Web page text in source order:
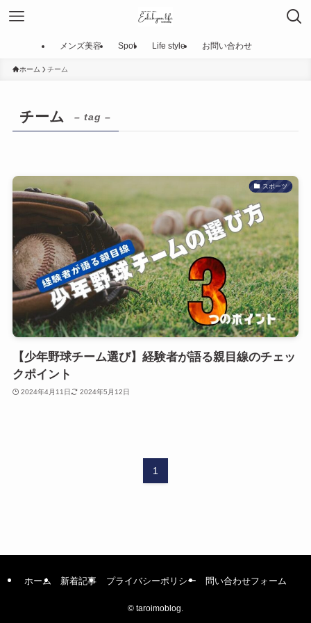
メンズ美容 Spot Life style お問い合わせ
ホーム チーム
チーム – tag –
スポーツ
【少年野球チーム選び】経験者が語る親目線のチェッ
クポイント
2024年4月11日 2024年5月12日
1
ホーム 新着記事 プライバシーポリシー 問い合わせフォーム
© taroimoblog.